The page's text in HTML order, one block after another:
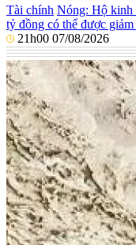
Tài chính Nóng: Hộ kinh
tỷ đồng có thể được
21h00 07/08/2026